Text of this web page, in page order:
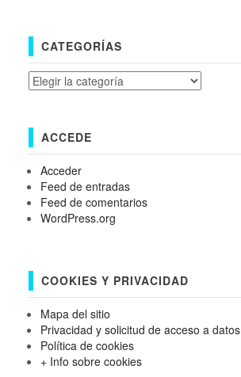
CATEGORÍAS
Categorías
ACCEDE
Acceder
Feed de entradas
Feed de comentarios
WordPress.org
COOKIES Y PRIVACIDAD
Mapa del sitio
Privacidad y solicitud de acceso a datos
Política de cookies
+ Info sobre cookies